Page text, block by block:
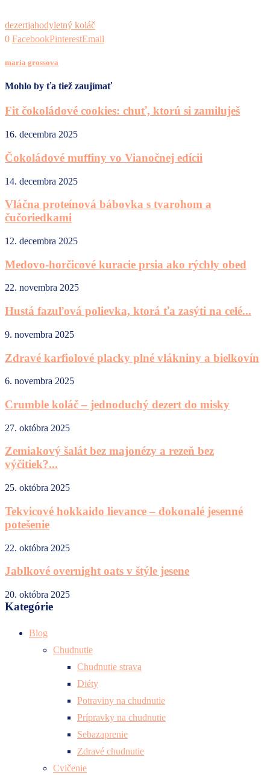
dezertjahodyletný koláč
0 FacebookPinterestEmail
maria grossova
Mohlo by ťa tiež zaujímať
Fit čokoládové cookies: chuť, ktorú si zamiluješ
16. decembra 2025
Čokoládové muffiny vo Vianočnej edícii
14. decembra 2025
Vláčna proteínová bábovka s tvarohom a
čučoriedkami
12. decembra 2025
Medovo-horčicové kuracie prsia ako rýchly obed
22. novembra 2025
Hustá fazuľová polievka, ktorá ťa zasýti na celé...
9. novembra 2025
Zdravé karfiolové placky plné vlákniny a bielkovín
6. novembra 2025
Crumble koláč – jednoduchý dezert do misky
27. októbra 2025
Zemiakový šalát bez majonézy a rezeň bez
výčitiek?...
25. októbra 2025
Tekvicové hokkaido lievance – dokonalé jesenné
potešenie
22. októbra 2025
Jablkové overnight oats v štýle jesene
20. októbra 2025
Kategórie
Blog
Chudnutie
Chudnutie strava
Diéty
Potraviny na chudnutie
Prípravky na chudnutie
Sebazaprenie
Zdravé chudnutie
Cvičenie